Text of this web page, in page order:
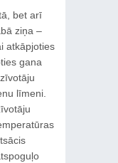
bet arī
ziņa –
atkāpjoties
gana
līmeni.